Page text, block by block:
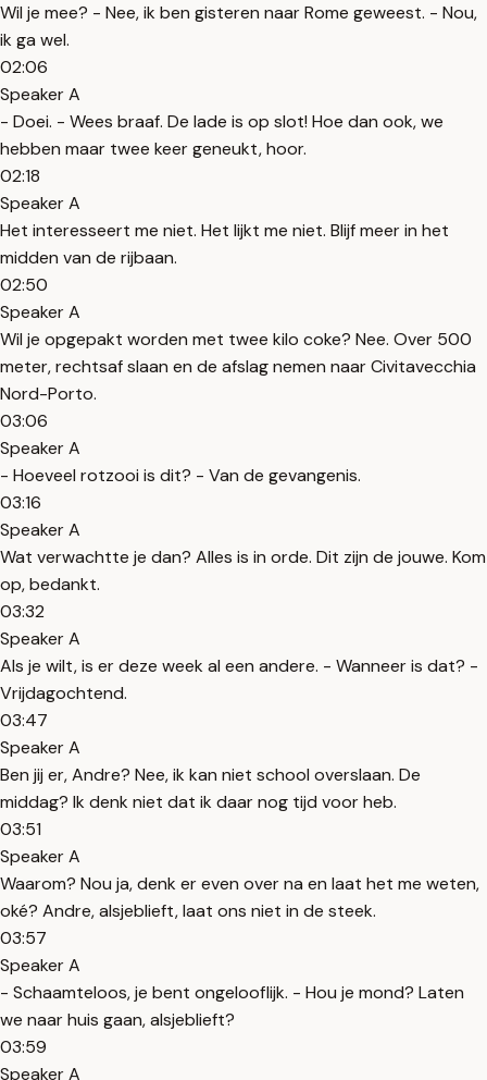
Wil je mee? - Nee, ik ben gisteren naar Rome geweest. - Nou,
ik ga wel.
02:06
Speaker A
- Doei. - Wees braaf. De lade is op slot! Hoe dan ook, we
hebben maar twee keer geneukt, hoor.
02:18
Speaker A
Het interesseert me niet. Het lijkt me niet. Blijf meer in het
midden van de rijbaan.
02:50
Speaker A
Wil je opgepakt worden met twee kilo coke? Nee. Over 500
meter, rechtsaf slaan en de afslag nemen naar Civitavecchia
Nord-Porto.
03:06
Speaker A
- Hoeveel rotzooi is dit? - Van de gevangenis.
03:16
Speaker A
Wat verwachtte je dan? Alles is in orde. Dit zijn de jouwe. Kom
op, bedankt.
03:32
Speaker A
Als je wilt, is er deze week al een andere. - Wanneer is dat? -
Vrijdagochtend.
03:47
Speaker A
Ben jij er, Andre? Nee, ik kan niet school overslaan. De
middag? Ik denk niet dat ik daar nog tijd voor heb.
03:51
Speaker A
Waarom? Nou ja, denk er even over na en laat het me weten,
oké? Andre, alsjeblieft, laat ons niet in de steek.
03:57
Speaker A
- Schaamteloos, je bent ongelooflijk. - Hou je mond? Laten
we naar huis gaan, alsjeblieft?
03:59
Speaker A